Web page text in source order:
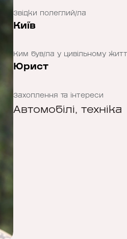
Звідки полеглий/ла
Київ
Ким був/ла у цивільному
Юрист
Захоплення та інтереси
Автомобілі, техніка